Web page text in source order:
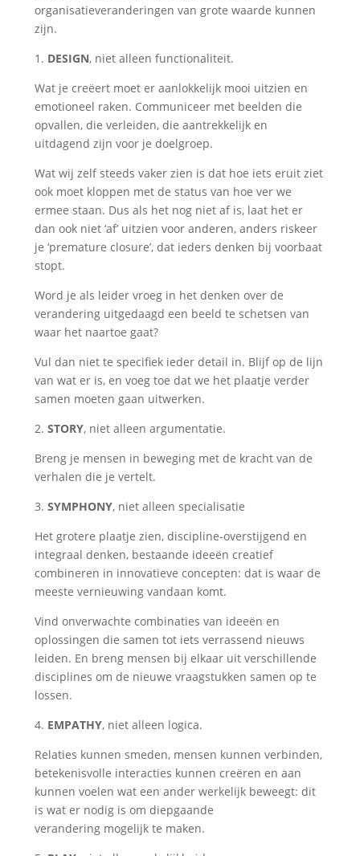
organisatieveranderingen van grote waarde kunnen
zijn.
1. DESIGN, niet alleen functionaliteit.
Wat je creëert moet er aanlokkelijk mooi uitzien en
emotioneel raken. Communiceer met beelden die
opvallen, die verleiden, die aantrekkelijk en
uitdagend zijn voor je doelgroep.
Wat wij zelf steeds vaker zien is dat hoe iets eruit ziet
ook moet kloppen met de status van hoe ver we
ermee staan. Dus als het nog niet af is, laat het er
dan ook niet ‘af’ uitzien voor anderen, anders riskeer
je ‘premature closure’, dat ieders denken bij voorbaat
stopt.
Word je als leider vroeg in het denken over de
verandering uitgedaagd een beeld te schetsen van
waar het naartoe gaat?
Vul dan niet te specifiek ieder detail in. Blijf op de lijn
van wat er is, en voeg toe dat we het plaatje verder
samen moeten gaan uitwerken.
2. STORY, niet alleen argumentatie.
Breng je mensen in beweging met de kracht van de
verhalen die je vertelt.
3. SYMPHONY, niet alleen specialisatie
Het grotere plaatje zien, discipline-overstijgend en
integraal denken, bestaande ideeën creatief
combineren in innovatieve concepten: dat is waar de
meeste vernieuwing vandaan komt.
Vind onverwachte combinaties van ideeën en
oplossingen die samen tot iets verrassend nieuws
leiden. En breng mensen bij elkaar uit verschillende
disciplines om de nieuwe vraagstukken samen op te
lossen.
4. EMPATHY, niet alleen logica.
Relaties kunnen smeden, mensen kunnen verbinden,
betekenisvolle interacties kunnen creëren en aan
kunnen voelen wat een ander werkelijk beweegt: dit
is wat er nodig is om diepgaande
verandering mogelijk te maken.